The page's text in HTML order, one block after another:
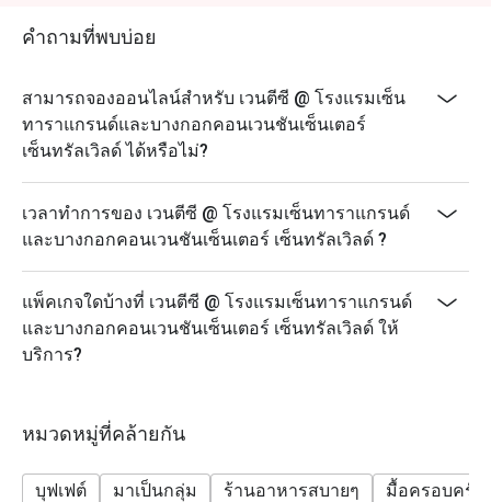
สถานีปรุงอาหารสด วัตถุดิบระดับพรีเมียม และอาหารที่
ได้รับแรงบันดาลใจจากทั่วโลก ผสานรวมกันใน
ตั้งแต่ซีฟู้ดสดใหม่ไปจนถึงอาหารนานาชาติยอดนิยม
แต่ละเมนูออกแบบมาเพื่อให้คุณได้ลิ้มลองอย่างจุใจ ผสม
ผสานความเพลิดเพลินและความหลากหลายอย่างลงตัว
ในขณะที่เมนูหลักได้รับการคัดสรรมาอย่างพิถีพิถัน ทุก
ค่ำคืนจะยกระดับด้วยเมนูพิเศษที่หมุนเวียนเปลี่ยนไป
สร้างความตื่นเต้นทุกครั้งที่มาเยือน
เมนูพิเศษประจำสัปดาห์
วันพฤหัสบดี — เมนูปลาทูน่าครีบเหลือง
วันศุกร์ — เมนูเนื้อวัวสไตล์เกาโช
วันเสาร์ — ปูและอาหารทะเลเลิศรส
รวมล็อบสเตอร์ครึ่งตัวและฟัวกราส์ไม่อั้นต่อท่าน
วันพฤหัสบดี – วันเสาร์ | 18:00 – 22:30 น.
วันและข้อยกเว้น
คำถามที่พบบ่อย
สามารถจองออนไลน์สำหรับ เวนตีซี @ โรงแรมเซ็น
ทาราแกรนด์และบางกอกคอนเวนชันเซ็นเตอร์
เซ็นทรัลเวิลด์ ได้หรือไม่?
เวลาทำการของ เวนตีซี @ โรงแรมเซ็นทาราแกรนด์
และบางกอกคอนเวนชันเซ็นเตอร์ เซ็นทรัลเวิลด์ ?
แพ็คเกจใดบ้างที่ เวนตีซี @ โรงแรมเซ็นทาราแกรนด์
และบางกอกคอนเวนชันเซ็นเตอร์ เซ็นทรัลเวิลด์ ให้
บริการ?
หมวดหมู่ที่คล้ายกัน
บุฟเฟต์ มาเป็นกลุ่ม ร้านอาหารสบายๆ มื้อครอบครัว